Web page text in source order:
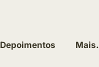
Depoimentos